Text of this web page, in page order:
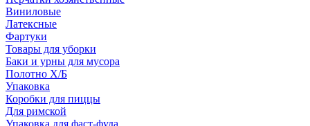
Виниловые
Латексные
Фартуки
Товары для уборки
Баки и урны для мусора
Полотно Х/Б
Упаковка
Коробки для пиццы
Для римской
Упаковка для фаст-фуда